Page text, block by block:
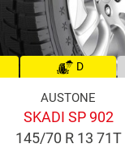
D
AUSTONE
SKADI SP 902
145/70 R 13 71T